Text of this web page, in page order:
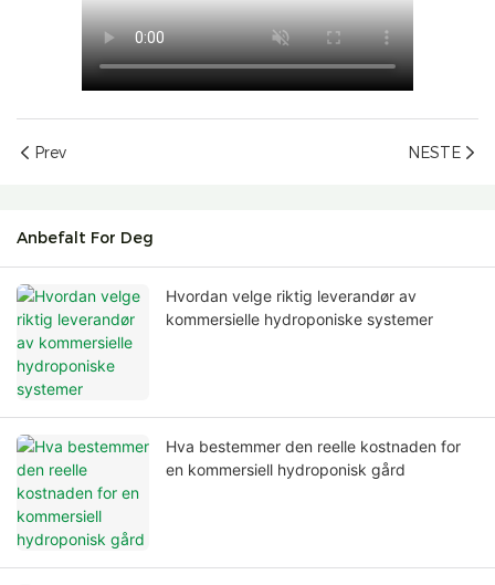
Prev NESTE
Anbefalt For Deg
Hvordan velge riktig leverandør av
kommersielle hydroponiske systemer
Hva bestemmer den reelle kostnaden for
en kommersiell hydroponisk gård